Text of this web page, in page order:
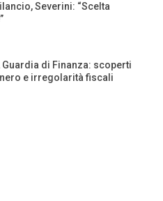
Severini: “Scelta
di Finanza: scoperti
e irregolarità fiscali